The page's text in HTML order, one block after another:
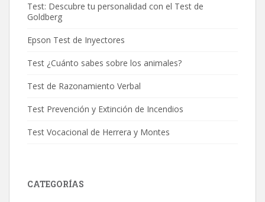
Test: Descubre tu personalidad con el Test de
Goldberg
Epson Test de Inyectores
Test ¿Cuánto sabes sobre los animales?
Test de Razonamiento Verbal
Test Prevención y Extinción de Incendios
Test Vocacional de Herrera y Montes
CATEGORÍAS